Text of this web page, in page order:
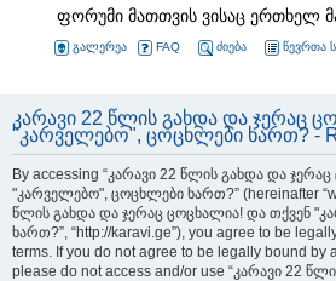
ფორუმი მათთვის ვისაც ერთხელ
გალერეა FAQ ძიება წევრთა
კარავი 22 წლის გახდა და ჯერაც
"კარველებო", ცოცხლები ხართ? -
By accessing “კარავი 22 წლის გახდა და
"კარველებო", ცოცხლები ხართ?” (hereinafter
წლის გახდა და ჯერაც ცოცხალია! და თქვენ
ხართ?”, “http://karavi.ge”), you agree to be
terms. If you do not agree to be legally bound by
please do not access and/or use “კარავი 22